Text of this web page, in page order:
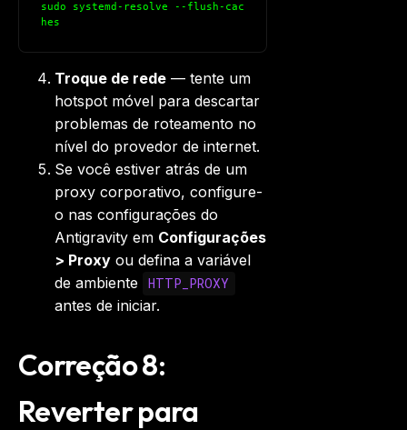
sudo systemd-resolve --flush-cac
hes
Troque de rede — tente um
hotspot móvel para descartar
problemas de roteamento no
nível do provedor de internet.
Se você estiver atrás de um
proxy corporativo, configure-
o nas configurações do
Antigravity em Configurações
> Proxy ou defina a variável
de ambiente HTTP_PROXY
antes de iniciar.
Correção 8:
Reverter para